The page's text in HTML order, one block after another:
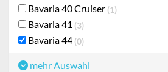
Bavaria 40 Cruiser 1
Bavaria 41 3
Bavaria 44 0
mehr Auswahl